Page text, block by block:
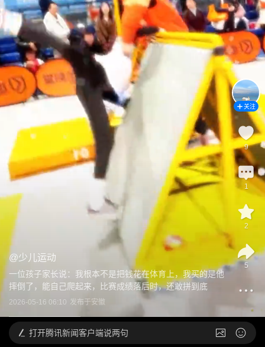
@少儿运动
一位孩子家长说：我根本不是把钱花在体育上，我买的是他
摔倒了，能自己爬起来，比赛成绩落后时，还敢拼到底
2026-05-16 06:10 发布于安徽
关注
9
1
2
5
打开腾讯新闻客户端说两句